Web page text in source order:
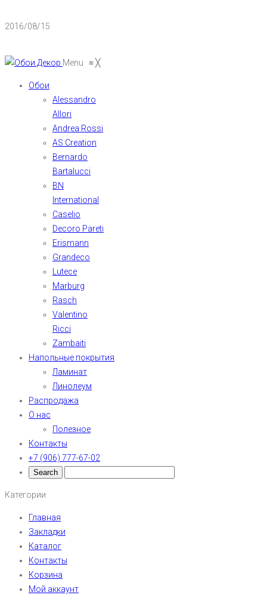
2016/08/15
Menu ≡╳
Обои
Alessandro
Allori
Andrea Rossi
AS Creation
Bernardo
Bartalucci
BN
International
Caselio
Decoro Pareti
Erismann
Grandeco
Lutece
Marburg
Rasch
Valentino
Ricci
Zambaiti
Напольные покрытия
Ламинат
Линолеум
Распродажа
О нас
Полезное
Контакты
+7 (906) 777-67-02
Категории
Главная
Закладки
Каталог
Контакты
Корзина
Мой аккаунт